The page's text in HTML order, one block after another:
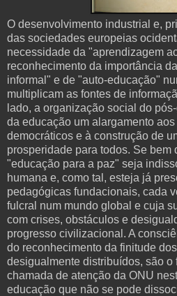
O desenvolvimento industrial e,
das sociedades europeias
necessidade da "aprendizagem
reconhecimento da importância
informal" e de "auto-educação"
multiplicam as fontes de
lado, a organização social do
da educação um alargamento
democráticos e à construção de
prosperidade para todos. Se bem
"educação para a paz" seja
humana e, como tal, esteja já
pedagógicas fundacionais, cada
fulcral num mundo global e cuja
com crises, obstáculos e
progresso civilizacional. A
do reconhecimento da finitude
desigualmente distribuídos, são o
chamada de atenção da ONU
educação que não se pode